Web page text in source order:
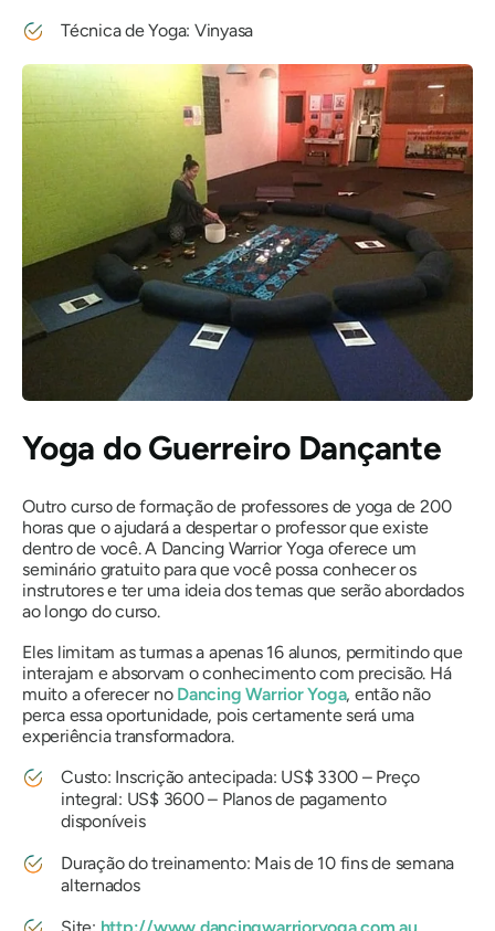
Técnica de Yoga: Vinyasa
Yoga do Guerreiro Dançante
Outro curso de formação de professores de yoga de 200
horas que o ajudará a despertar o professor que existe
dentro de você. A Dancing Warrior Yoga oferece um
seminário gratuito para que você possa conhecer os
instrutores e ter uma ideia dos temas que serão abordados
ao longo do curso.
Eles limitam as turmas a apenas 16 alunos, permitindo que
interajam e absorvam o conhecimento com precisão. Há
muito a oferecer no Dancing Warrior Yoga, então não
perca essa oportunidade, pois certamente será uma
experiência transformadora.
Custo: Inscrição antecipada: US$ 3300 – Preço
integral: US$ 3600 – Planos de pagamento
disponíveis
Duração do treinamento: Mais de 10 fins de semana
alternados